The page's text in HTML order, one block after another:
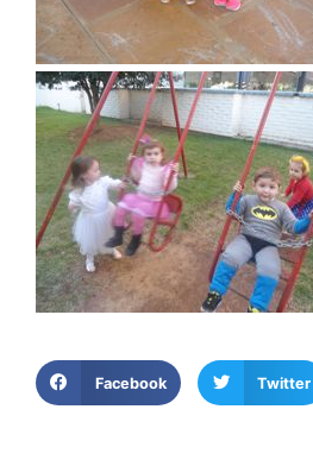
Facebook Twitter